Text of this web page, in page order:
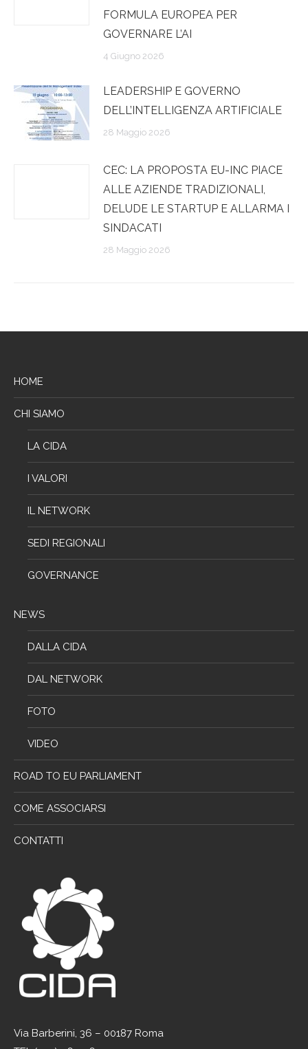
FORMULA EUROPEA PER
GOVERNARE L’AI
4 Giugno 2026
LEADERSHIP E GOVERNO
DELL’INTELLIGENZA ARTIFICIALE
28 Maggio 2026
CEC: LA PROPOSTA EU-INC PIACE
ALLE AZIENDE TRADIZIONALI,
DELUDE LE STARTUP E ALLARMA I
SINDACATI
28 Maggio 2026
HOME
CHI SIAMO
LA CIDA
I VALORI
IL NETWORK
SEDI REGIONALI
GOVERNANCE
NEWS
DALLA CIDA
DAL NETWORK
FOTO
VIDEO
ROAD TO EU PARLIAMENT
COME ASSOCIARSI
CONTATTI
Via Barberini, 36 – 00187 Roma